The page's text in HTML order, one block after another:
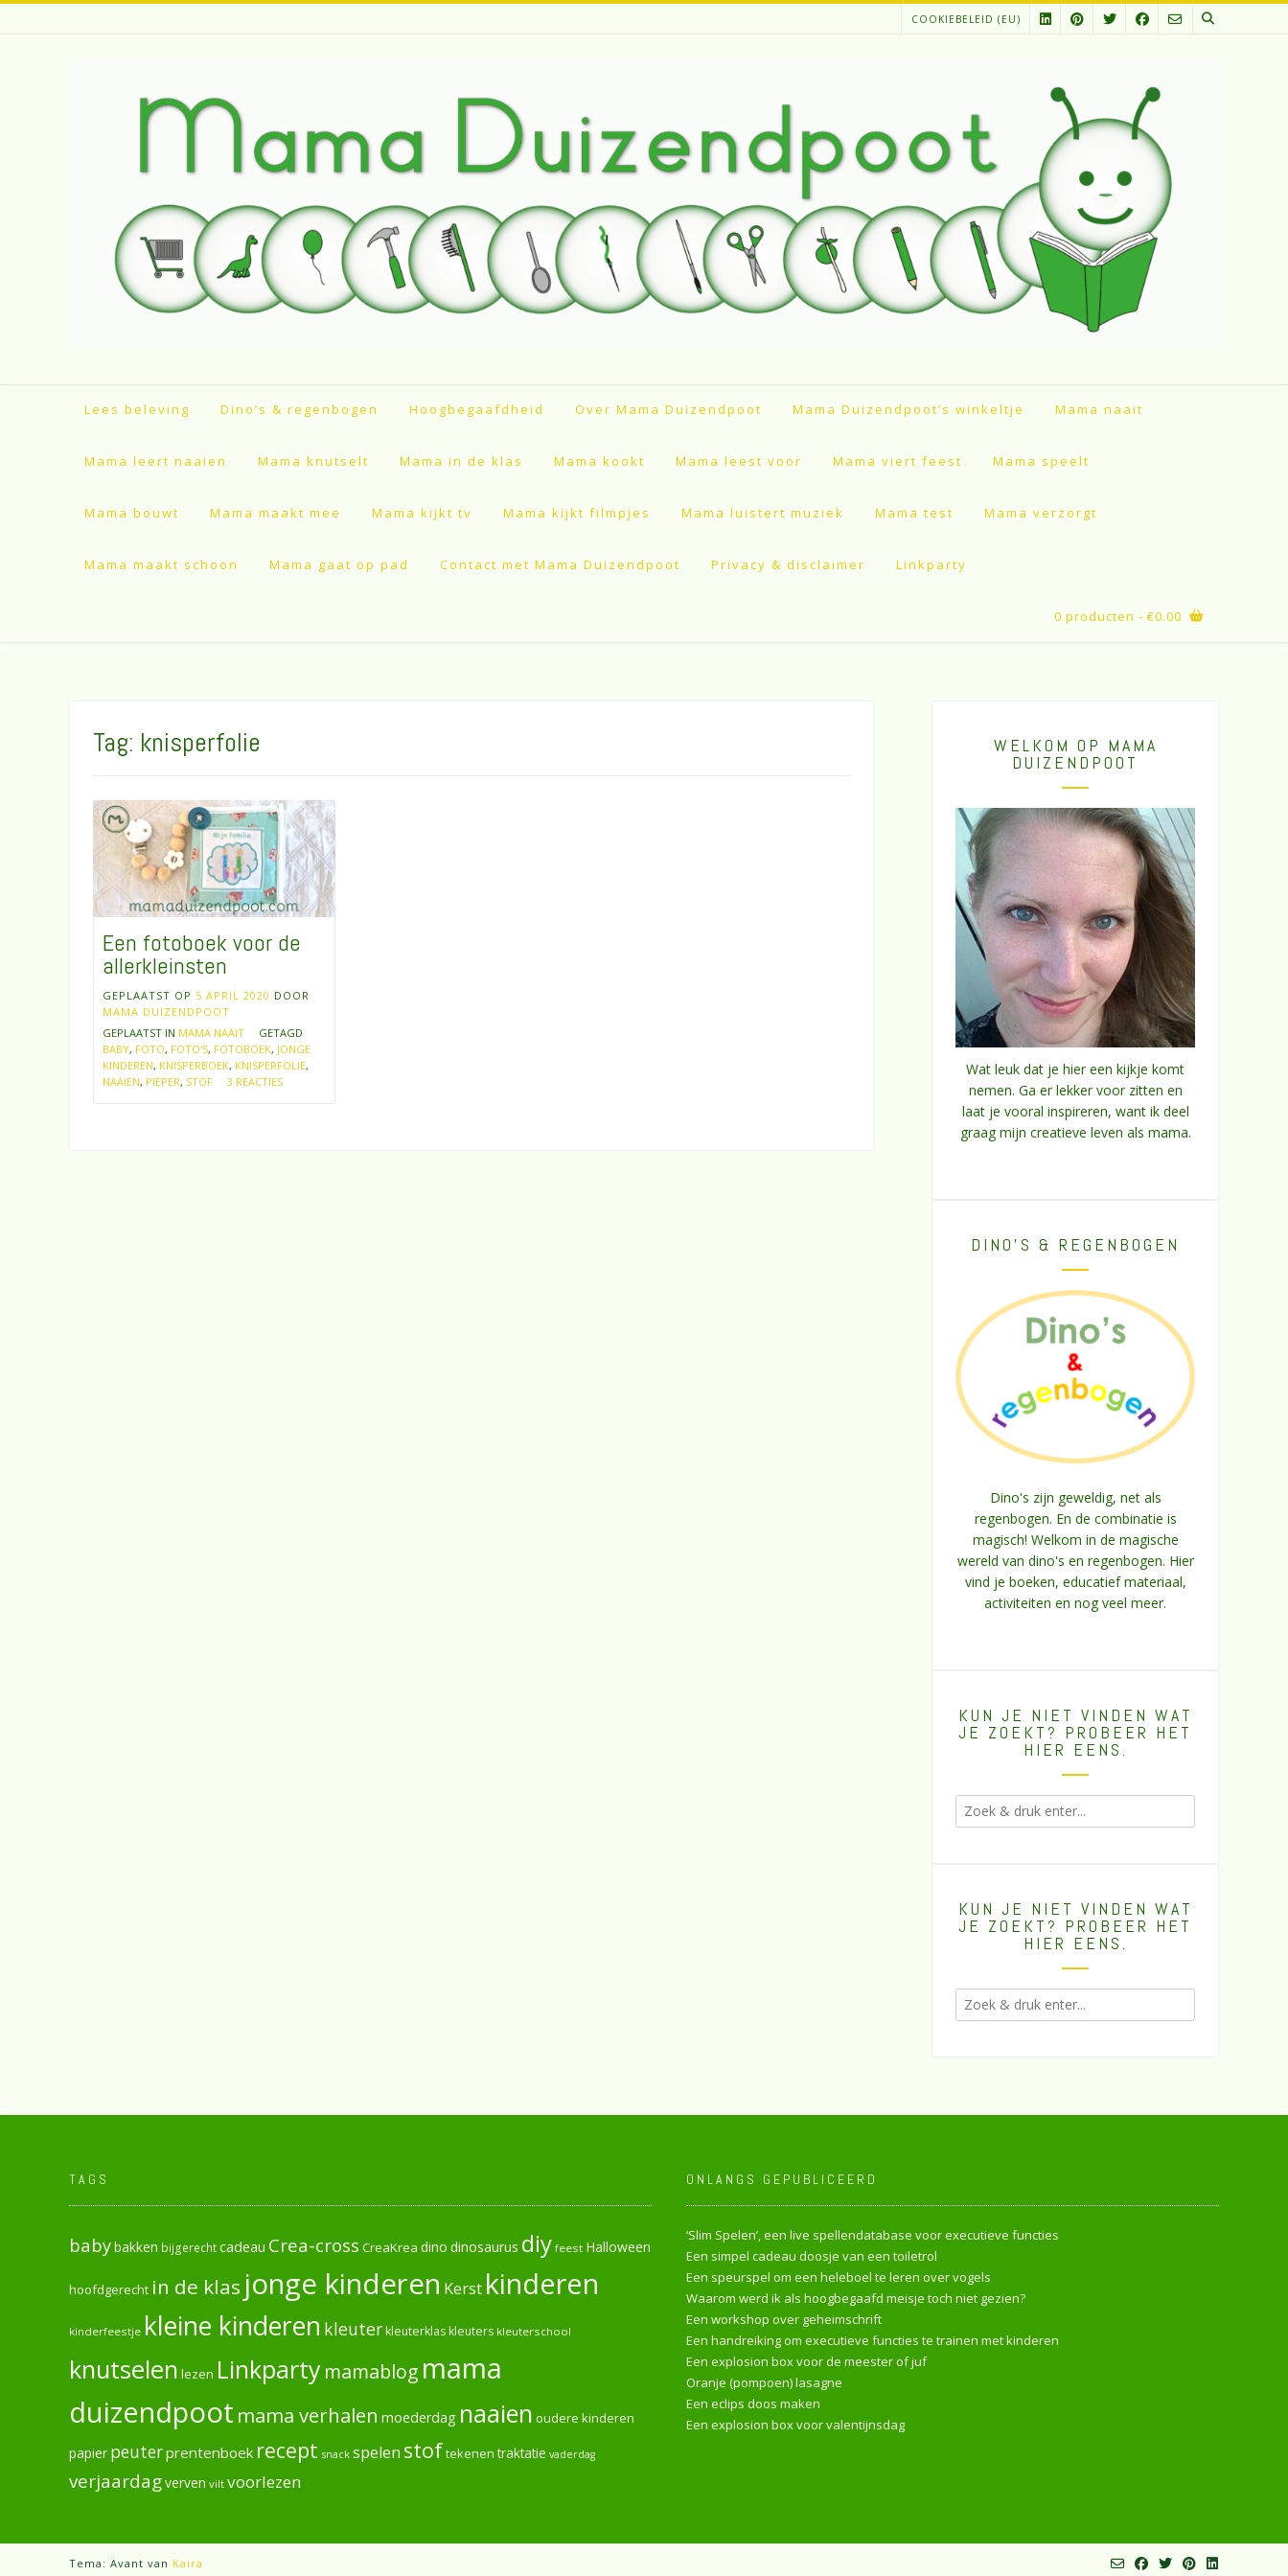
Spring
COOKIEBELEID (EU)
Lees beleving Dino’s & regenbogen Hoogbegaafdheid Over Mama Duizendpoot Mama Duizendpoot’s winkeltje Mama naait
Mama leert naaien Mama knutselt Mama in de klas Mama kookt Mama leest voor Mama viert feest Mama speelt
Mama bouwt Mama maakt mee Mama kijkt tv Mama kijkt filmpjes Mama luistert muziek Mama test Mama verzorgt
Mama maakt schoon Mama gaat op pad Contact met Mama Duizendpoot Privacy & disclaimer Linkparty
0 producten - €0.00
Tag: knisperfolie
Een fotoboek voor de
allerkleinsten
GEPLAATST OP 5 APRIL 2020 DOOR
MAMA DUIZENDPOOT
GEPLAATST IN MAMA NAAIT
GETAGD
BABY, FOTO, FOTO'S, FOTOBOEK, JONGE
KINDEREN, KNISPERBOEK, KNISPERFOLIE,
NAAIEN, PIEPER, STOF 3 REACTIES
WELKOM OP MAMA
DUIZENDPOOT
Wat leuk dat je hier een kijkje komt
nemen. Ga er lekker voor zitten en
laat je vooral inspireren, want ik deel
graag mijn creatieve leven als mama.
DINO’S & REGENBOGEN
Dino's zijn geweldig, net als
regenbogen. En de combinatie is
magisch! Welkom in de magische
wereld van dino's en regenbogen. Hier
vind je boeken, educatief materiaal,
activiteiten en nog veel meer.
KUN JE NIET VINDEN WAT
JE ZOEKT? PROBEER HET
HIER EENS.
KUN JE NIET VINDEN WAT
JE ZOEKT? PROBEER HET
HIER EENS.
TAGS
babybakken bijgerechtcadeau Crea-cross CreaKrea dino dinosaurus diy feest Halloween
hoofdgerecht in de klas jonge kinderen Kerst kinderen
kinderfeestje kleine kinderen kleuterkleuterklaskleuters kleuterschool
knutselen lezen Linkpartymamablog mama
duizendpoot mama verhalen moederdag naaien oudere kinderen
papier peuterprentenboek recept snack spelen stoftekenen traktatie vaderdag
verjaardagverven vilt voorlezen
ONLANGS GEPUBLICEERD
‘Slim Spelen’, een live spellendatabase voor executieve functies
Een simpel cadeau doosje van een toiletrol
Een speurspel om een heleboel te leren over vogels
Waarom werd ik als hoogbegaafd meisje toch niet gezien?
Een workshop over geheimschrift
Een handreiking om executieve functies te trainen met kinderen
Een explosion box voor de meester of juf
Oranje (pompoen) lasagne
Een eclips doos maken
Een explosion box voor valentijnsdag
Tema: Avant van Kaira